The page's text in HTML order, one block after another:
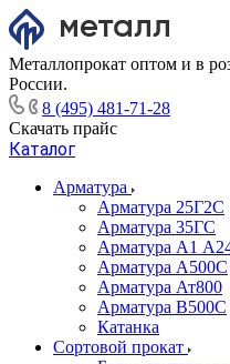
Металлопрокат оптом и в
России.
8 (495) 481-71-28
Скачать прайс
Каталог
Арматура
Арматура 25Г2С
Арматура 35ГС
Арматура А1
Арматура А500С
Арматура Ат800
Арматура В500С
Катанка
Сортовой прокат